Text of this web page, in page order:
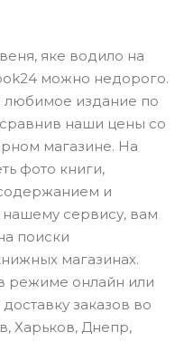
яке водило на
можно недорого.
любимое издание по
наши цены со
магазине. На
фото книги,
и
нашему сервису, вам
поиски
магазинах.
режиме онлайн или
заказов во
Харьков, Днепр,